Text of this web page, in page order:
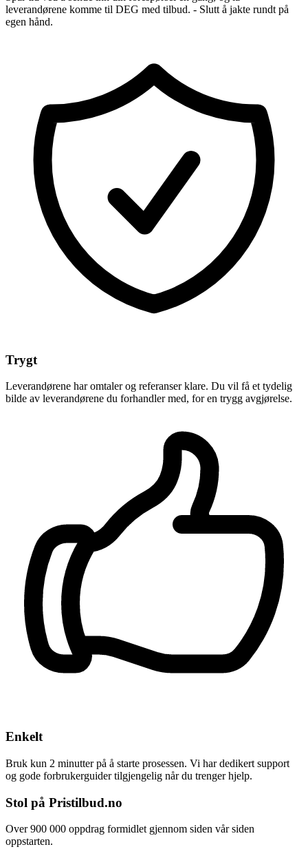
leverandørene komme til DEG med tilbud. - Slutt å jakte rundt på
egen hånd.
Trygt
Leverandørene har omtaler og referanser klare. Du vil få et tydelig
bilde av leverandørene du forhandler med, for en trygg avgjørelse.
Enkelt
Bruk kun 2 minutter på å starte prosessen. Vi har dedikert support
og gode forbrukerguider tilgjengelig når du trenger hjelp.
Stol på Pristilbud.no
Over 900 000 oppdrag formidlet gjennom siden vår siden
oppstarten.